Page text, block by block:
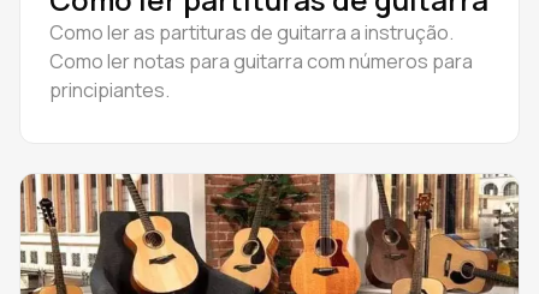
Como ler as partituras de guitarra a instrução.
Como ler notas para guitarra com números para
principiantes.